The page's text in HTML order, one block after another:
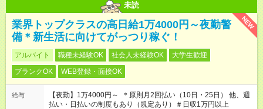
未読
NEW
業界トップクラスの高日給1万4000円～夜勤警
備＊新生活に向けてがっつり稼ぐ！
アルバイト 職種未経験OK 社会人未経験OK
大学生歓迎
ブランクOK
WEB登録・面接OK
給与
【夜勤】1万4000円～ ＊原則月2回払い（10日・25日） 他、週
払い・日払いの制度もあり（規定あり）＃日収1万円以上